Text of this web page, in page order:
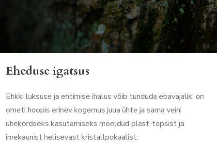
Eheduse igatsus
Ehkki luksuse ja ehtimise ihalus võib tunduda ebavajalik, on
ometi hoopis erinev kogemus juua ühte ja sama veini
ühekordseks kasutamiseks mõeldud plast-topsist ja
imekaunist helisevast kristallpokaalist.